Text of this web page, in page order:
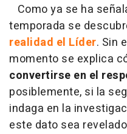
Como ya se ha
temporada se
realidad el Líder. Sin
momento se explica
convertirse en el
posiblemente, si la
indaga en la
este dato sea